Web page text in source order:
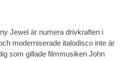
Jewel är numera drivkraften i
moderniserade italodisco inte är
som gillade filmmusiken John